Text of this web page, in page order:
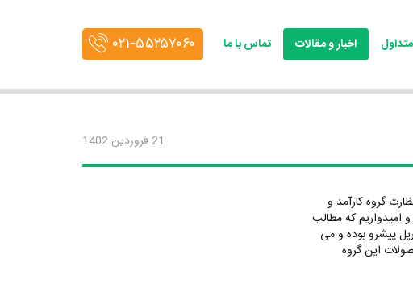
اخبار و مقالات تماس با ما ۰۲۱-۵۵۲۵۷۰۶۰
21 فروردین 1402
گروه کارآمد و
که مطالب
پیشرو بوده و می
این گروه